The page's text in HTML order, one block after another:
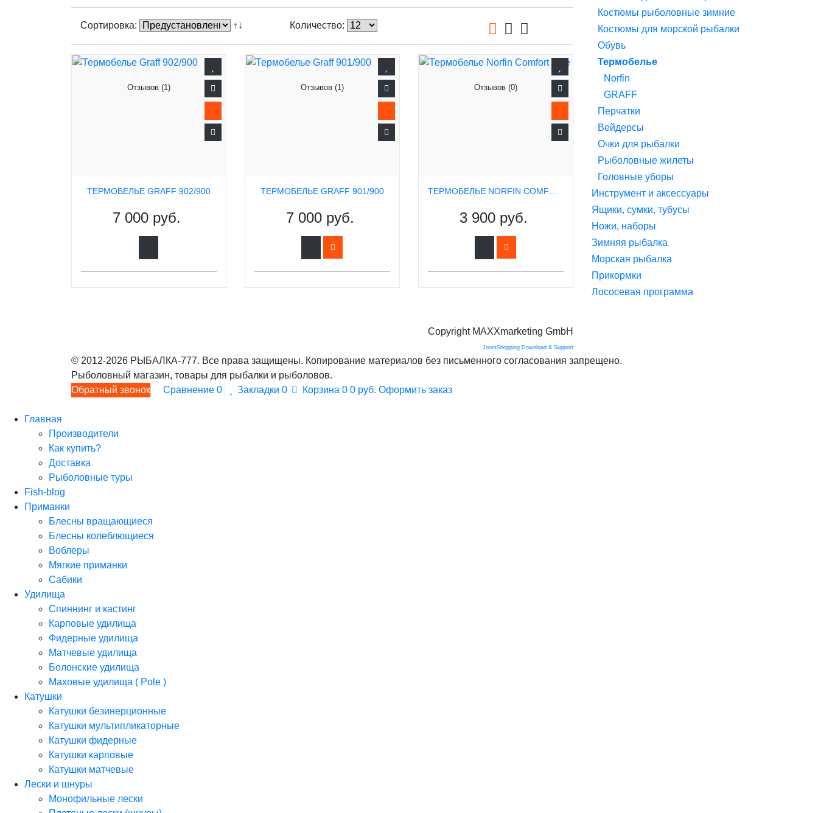
Сортировка: ↑↓ Количество:
Отзывов (1)
ТЕРМОБЕЛЬЕ GRAFF 902/900
7 000 руб.
Отзывов (1)
ТЕРМОБЕЛЬЕ GRAFF 901/900
7 000 руб.
Отзывов (0)
3 900 руб.
Copyright MAXXmarketing GmbH
JoomShopping Download & Support
Костюмы рыболовные зимние
Костюмы для морской рыбалки
Обувь
Термобелье
Norfin
GRAFF
Перчатки
Вейдерсы
Очки для рыбалки
Рыболовные жилеты
Головные уборы
Инструмент и аксессуары
Ящики, сумки, тубусы
Ножи, наборы
Зимняя рыбалка
Морская рыбалка
Прикормки
Лососевая программа
© 2012-2026 РЫБАЛКА-777. Все права защищены. Копирование материалов без письменного согласования запрещено.
Рыболовный магазин, товары для рыбалки и рыболовов.
Обратный звонок
Сравнение 0 Закладки 0 Корзина 0 0 руб. Оформить заказ
Главная
Производители
Как купить?
Доставка
Рыболовные туры
Fish-blog
Приманки
Блесны вращающиеся
Блесны колеблющиеся
Воблеры
Мягкие приманки
Сабики
Удилища
Спиннинг и кастинг
Карповые удилища
Фидерные удилища
Матчевые удилища
Болонские удилища
Маховые удилища ( Pole )
Катушки
Катушки безинерционные
Катушки мультипликаторные
Катушки фидерные
Катушки карповые
Катушки матчевые
Лески и шнуры
Монофильные лески